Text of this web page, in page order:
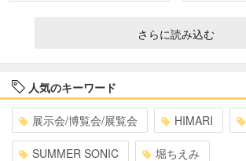
さらに読み込む
人気のキーワード
展示会/博覧会/展覧会 HIMARI
SUMMER SONIC 堀ちえみ